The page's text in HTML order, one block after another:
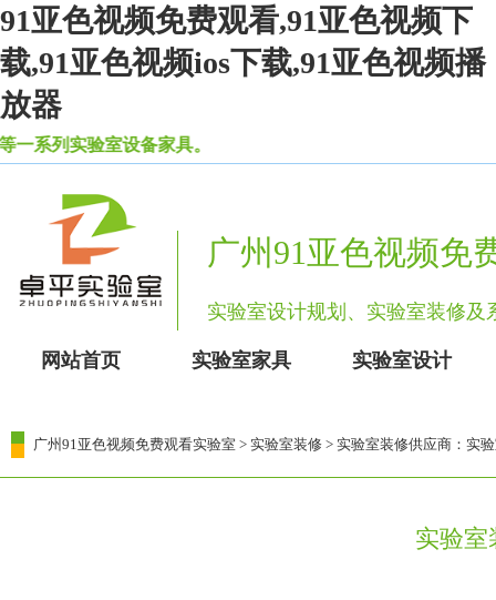
91亚色视频免费观看,91亚色视频下
载,91亚色视频ios下载,91亚色视频播
放器
系列实验室设备家具。
广州91亚色视频免
实验室设计规划、实验室装修
网站首页 实验室家具 实验室设计
广州91亚色视频免费观看实验室 > 实验室装修 > 实验室装修供应商：
实验室